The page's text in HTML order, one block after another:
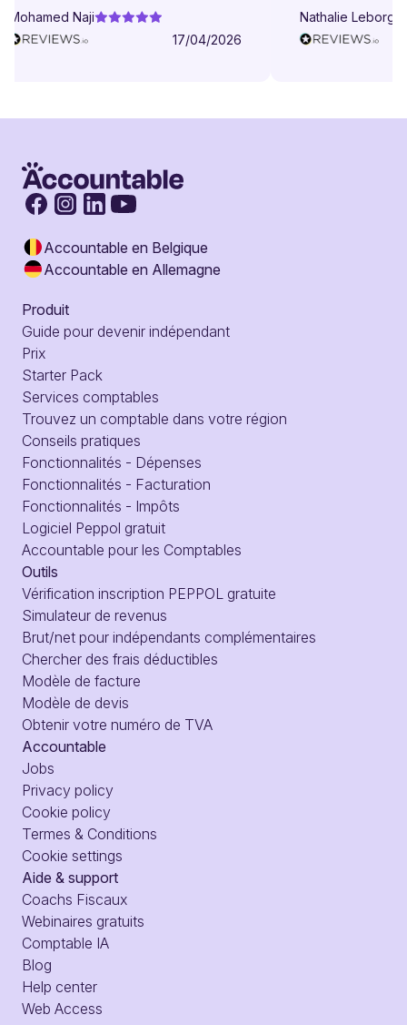
Mohamed Naji
17/04/2026
Nathalie Leborgne
Accountable en Belgique
Accountable en Allemagne
Produit
Guide pour devenir indépendant
Prix
Starter Pack
Services comptables
Trouvez un comptable dans votre région
Conseils pratiques
Fonctionnalités - Dépenses
Fonctionnalités - Facturation
Fonctionnalités - Impôts
Logiciel Peppol gratuit
Accountable pour les Comptables
Outils
Vérification inscription PEPPOL gratuite
Simulateur de revenus
Brut/net pour indépendants complémentaires
Chercher des frais déductibles
Modèle de facture
Modèle de devis
Obtenir votre numéro de TVA
Accountable
Jobs
Privacy policy
Cookie policy
Termes & Conditions
Cookie settings
Aide & support
Coachs Fiscaux
Webinaires gratuits
Comptable IA
Blog
Help center
Web Access